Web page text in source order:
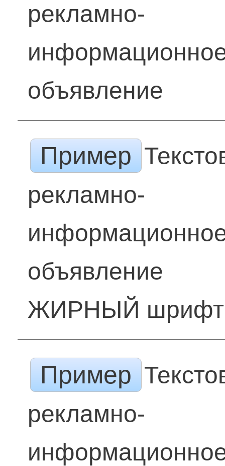
рекламно-
объявление
Пример
рекламно-
объявление
ЖИРНЫЙ шрифт
Пример
рекламно-